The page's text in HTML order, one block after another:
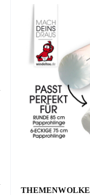
THEMENWOLKE